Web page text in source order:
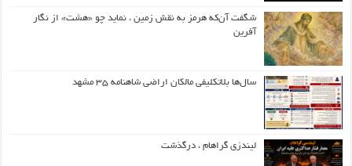
شگفت آن‌که هرمز به نقش زمین ، نماید چو «هشت» از نگار
آفرین
سال‌ها بلاتکلیفی مالکان اراضی شاهنامه ۳۵ مشهد
لیندزی گراهام ، درگذشت